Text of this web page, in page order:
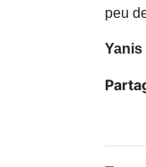
peu
Yanis